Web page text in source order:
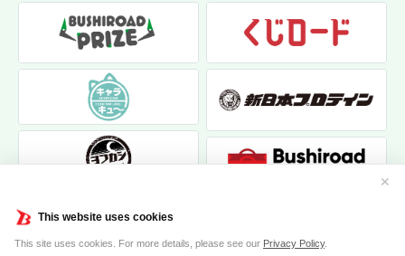
This website uses cookies
This site uses cookies. For more details, please see our Privacy Policy.
✕